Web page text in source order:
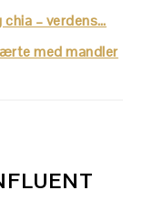
– verdens…
med mandler